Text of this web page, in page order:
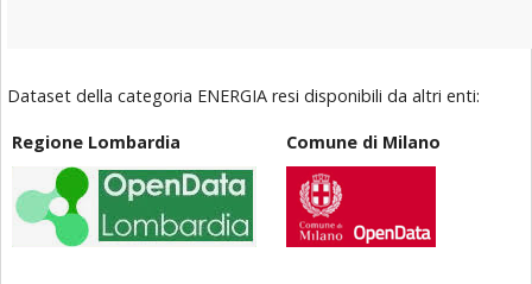
Dataset della categoria ENERGIA resi disponibili da altri enti:
Regione Lombardia Comune di Milano